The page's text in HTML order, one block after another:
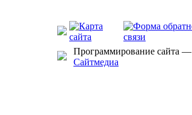
Программирование сайта —
Сайтмедиа